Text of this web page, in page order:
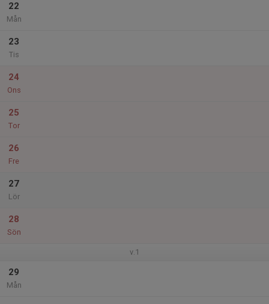
22
Mån
23
Tis
24
Ons
25
Tor
26
Fre
27
Lör
28
Sön
v.1
29
Mån